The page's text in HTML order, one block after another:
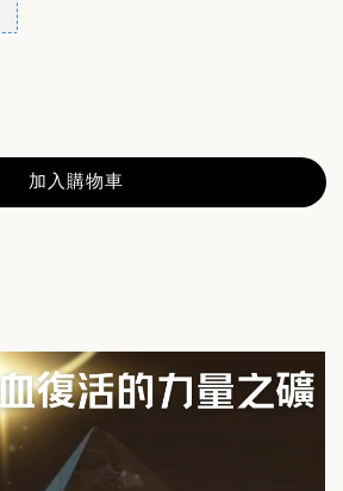
加入購物車